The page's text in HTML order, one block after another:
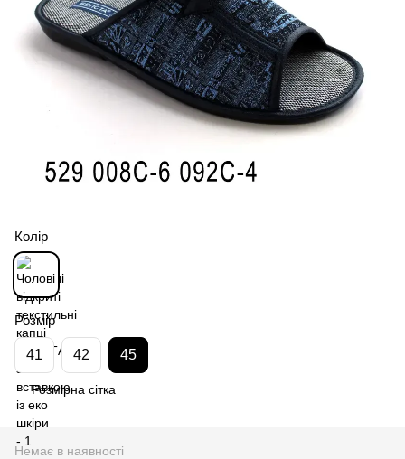
Колір
Розмір
41 42 45
Розмірна сітка
Немає в наявності